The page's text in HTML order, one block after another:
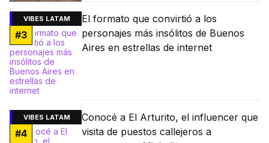
VIBES LATAM
#3
El formato que convirtió a los
personajes más insólitos de Buenos
Aires en estrellas de internet
VIBES LATAM
#4
Conocé a El Arturito, el influencer que
visita de puestos callejeros a